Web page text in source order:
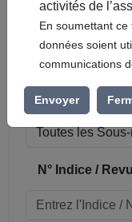
Sous-rubrique /
N° Indice /
activités de
En soumettant
données soient
communications
Envoyer